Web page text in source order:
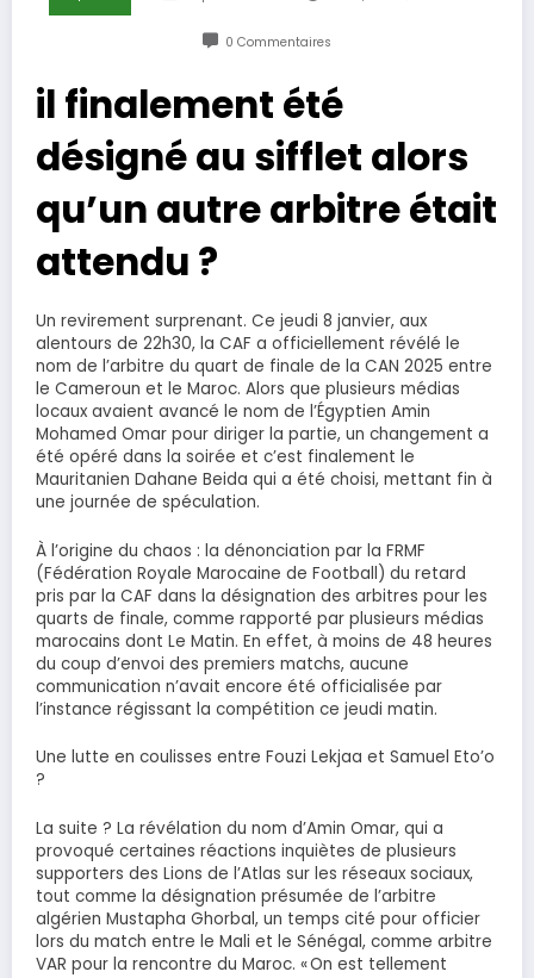
0 Commentaires
il finalement été
désigné au sifflet alors
qu’un autre arbitre était
attendu ?
Un revirement surprenant. Ce jeudi 8 janvier, aux
alentours de 22h30, la CAF a officiellement révélé le
nom de l’arbitre du quart de finale de la CAN 2025 entre
le Cameroun et le Maroc. Alors que plusieurs médias
locaux avaient avancé le nom de l’Égyptien Amin
Mohamed Omar pour diriger la partie, un changement a
été opéré dans la soirée et c’est finalement le
Mauritanien Dahane Beida qui a été choisi, mettant fin à
une journée de spéculation.
À l’origine du chaos : la dénonciation par la FRMF
(Fédération Royale Marocaine de Football) du retard
pris par la CAF dans la désignation des arbitres pour les
quarts de finale, comme rapporté par plusieurs médias
marocains dont Le Matin. En effet, à moins de 48 heures
du coup d’envoi des premiers matchs, aucune
communication n’avait encore été officialisée par
l’instance régissant la compétition ce jeudi matin.
Une lutte en coulisses entre Fouzi Lekjaa et Samuel Eto’o
?
La suite ? La révélation du nom d’Amin Omar, qui a
provoqué certaines réactions inquiètes de plusieurs
supporters des Lions de l’Atlas sur les réseaux sociaux,
tout comme la désignation présumée de l’arbitre
algérien Mustapha Ghorbal, un temps cité pour officier
lors du match entre le Mali et le Sénégal, comme arbitre
VAR pour la rencontre du Maroc. « On est tellement